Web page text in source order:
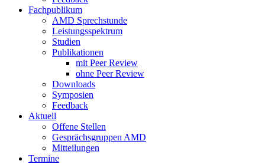
Fachpublikum
AMD Sprechstunde
Leistungsspektrum
Studien
Publikationen
mit Peer Review
ohne Peer Review
Downloads
Symposien
Feedback
Aktuell
Offene Stellen
Gesprächsgruppen AMD
Mitteilungen
Termine